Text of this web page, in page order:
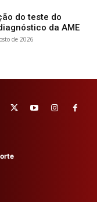
do teste do
da AME
de 2026